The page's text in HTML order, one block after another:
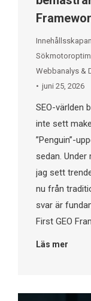
Webbanalys &
juni 25, 2026
SEO-världen
inte sett
”Penguin”-
sedan.
jag sett
nu från
svar är
First GEO
Läs mer